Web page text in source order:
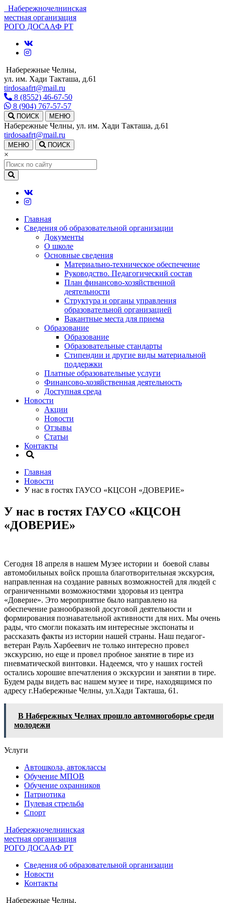
Набережночелнинская
местная организация
РОГО ДОСААФ РТ
Набережные Челны,
ул. им. Хади Такташа, д.61
tirdosaafrt@mail.ru
8 (8552) 46-67-50
8 (904) 767-57-57
ПОИСК МЕНЮ
Набережные Челны, ул. им. Хади Такташа, д.61
tirdosaafrt@mail.ru
МЕНЮ ПОИСК
×
Главная
Сведения об образовательной организации
Документы
О школе
Основные сведения
Материально-техническое обеспечение
Руководство. Педагогический состав
План финансово-хозяйственной
деятельности
Структура и органы управления
образовательной организацией
Вакантные места для приема
Образование
Образование
Образовательные стандарты
Стипендии и другие виды материальной
поддержки
Платные образовательные услуги
Финансово-хозяйственная деятельность
Доступная среда
Новости
Акции
Новости
Отзывы
Статьи
Контакты
Главная
Новости
У нас в гостях ГАУСО «КЦСОН «ДОВЕРИЕ»
У нас в гостях ГАУСО «КЦСОН
«ДОВЕРИЕ»
Сегодня 18 апреля в нашем Музее истории и боевой славы
автомобильных войск прошла благотворительная экскурсия,
направленная на создание равных возможностей для людей с
ограниченными возможностями здоровья из центра
«Доверие». Это мероприятие было направлено на
обеспечение разнообразной досуговой деятельности и
формирования познавательной активности для них. Мы очень
рады, что смогли показать им интересные экспонаты и
рассказать факты из истории нашей страны. Наш педагог-
ветеран Рауль Харбеевич не только интересно провел
экскурсию, но еще и провел пробное занятие в тире из
пневматической винтовки. Надеемся, что у наших гостей
остались хорошие впечатления о экскурсии и занятии в тире.
Будем рады видеть вас нашем музее и тире, находящимся по
адресу г.Набережные Челны, ул.Хади Такташа, 61.
В Набережных Челнах прошло автомногоборье среди
молодежи
Услуги
Автошкола, автоклассы
Обучение МПОВ
Обучение охранников
Патриотика
Пулевая стрельба
Спорт
Набережночелнинская
местная организация
РОГО ДОСААФ РТ
Сведения об образовательной организации
Новости
Контакты
Набережные Челны,